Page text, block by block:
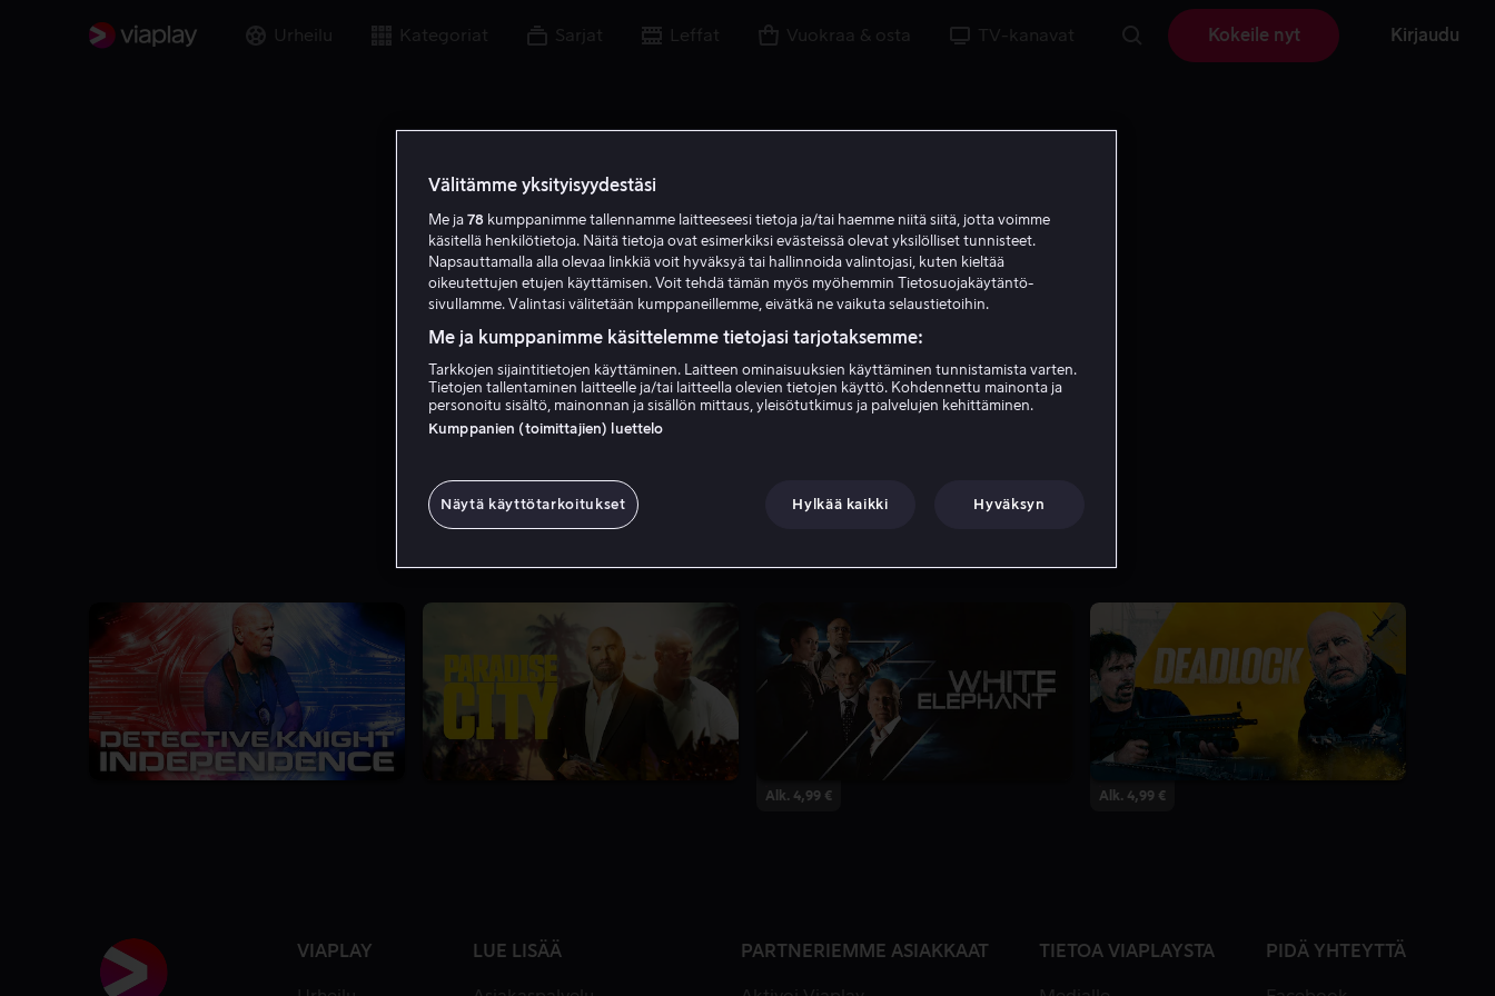
Urheilu Kategoriat Sarjat Leffat Vuokraa & osta TV-kanavat Kokeile nyt Kirjaudu
Lorenzo Antonucci
Alk. 4,99 € Alk. 4,99 €
VIAPLAY LUE LISÄÄ PARTNERIEMME ASIAKKAAT TIETOA VIAPLAYSTA PIDÄ YHTEYTTÄ
Välitämme yksityisyydestäsi
Me ja 78 kumppanimme tallennamme laitteeseesi tietoja ja/tai haemme niitä siitä, jotta voimme
käsitellä henkilötietoja. Näitä tietoja ovat esimerkiksi evästeissä olevat yksilölliset tunnisteet.
Napsauttamalla alla olevaa linkkiä voit hyväksyä tai hallinnoida valintojasi, kuten kieltää
oikeutettujen etujen käyttämisen. Voit tehdä tämän myös myöhemmin Tietosuojakäytäntö-
sivullamme. Valintasi välitetään kumppaneillemme, eivätkä ne vaikuta selaustietoihin.
Me ja kumppanimme käsittelemme tietojasi tarjotaksemme:
Tarkkojen sijaintitietojen käyttäminen. Laitteen ominaisuuksien käyttäminen tunnistamista varten.
Tietojen tallentaminen laitteelle ja/tai laitteella olevien tietojen käyttö. Kohdennettu mainonta ja
personoitu sisältö, mainonnan ja sisällön mittaus, yleisötutkimus ja palvelujen kehittäminen.
Kumppanien (toimittajien) luettelo
Näytä käyttötarkoitukset Hylkää kaikki Hyväksyn